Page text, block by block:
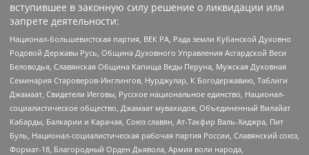
вступившее в законную силу решение о ликвидации или
запрете деятельности:
Национал-большевистская партия, ВЕК РА, Рада земли Кубанской Духовно
Родовой Державы Русь, Община Духовного Управления Асгардской Веси
Беловодья, Славянская Община Капища Веды Перуна, Мужская Духовная
Семинария Староверов-Инглингов, Нурджулар, К Богодержавию, Таблиги
Джамаат, Свидетели Иеговы, Русское национальное единство, Национал-
социалистическое общество, Джамаат мувахидов, Объединенный Вилайат
Кабарды, Балкарии и Карачая, Союз славян, Ат-Такфир Валь-Хиджра, Пит
Буль, Национал-социалистическая рабочая партия России, Славянский союз,
Формат-18, Благородный Орден Дьявола, Армия воли народа,